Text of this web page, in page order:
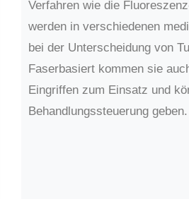
Verfahren wie die
werden in verschiedenen
bei der Unterscheidung von
Faserbasiert kommen sie
Eingriffen zum Einsatz und
Behandlungssteuerung geben.